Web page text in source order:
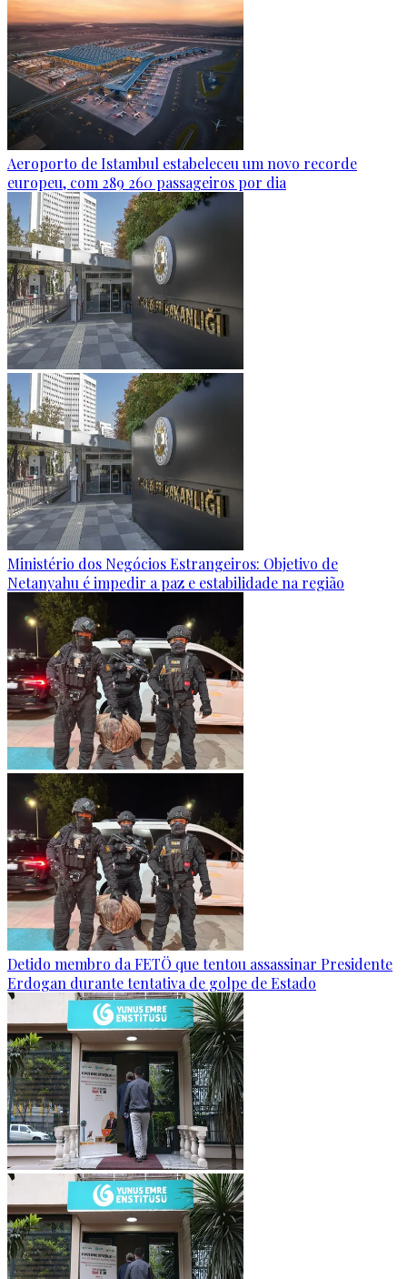
Aeroporto de Istambul estabeleceu um novo recorde
europeu, com 289 260 passageiros por dia
Ministério dos Negócios Estrangeiros: Objetivo de
Netanyahu é impedir a paz e estabilidade na região
Detido membro da FETÖ que tentou assassinar Presidente
Erdogan durante tentativa de golpe de Estado